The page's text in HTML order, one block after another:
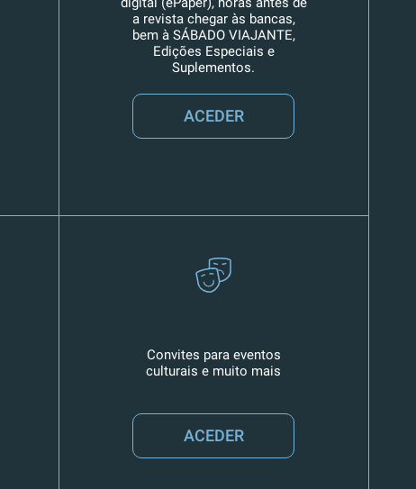
a revista chegar às bancas,
bem à SÁBADO VIAJANTE,
Edições Especiais e
Suplementos.
ACEDER
Convites para eventos
culturais e muito mais
ACEDER